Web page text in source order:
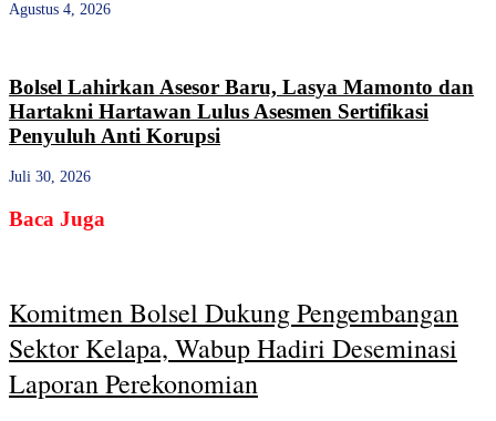
Agustus 4, 2026
Bolsel Lahirkan Asesor Baru, Lasya Mamonto dan
Hartakni Hartawan Lulus Asesmen Sertifikasi
Penyuluh Anti Korupsi
Juli 30, 2026
Baca Juga
Komitmen Bolsel Dukung Pengembangan
Sektor Kelapa, Wabup Hadiri Deseminasi
Laporan Perekonomian